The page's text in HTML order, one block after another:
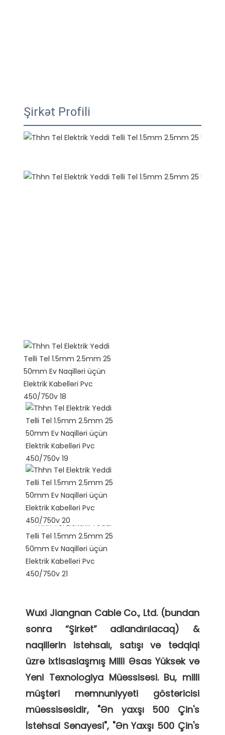
Şirkət Profili
Wuxi Jiangnan Cable Co., Ltd. (bundan
sonra “Şirkət” adlandırılacaq) &
naqillərin istehsalı, satışı və tədqiqi
üzrə ixtisaslaşmış Milli Əsas Yüksək və
Yeni Texnologiya Müəssisəsi. Bu, milli
müştəri məmnuniyyəti göstəricisi
müəssisəsidir, "Ən yaxşı 500 Çin's
İstehsal Sənayesi", "Ən Yaxşı 500 Çin's